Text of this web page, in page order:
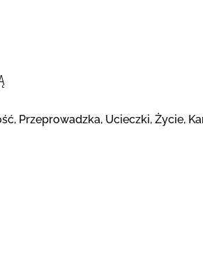
Przeprowadzka, Ucieczki, Życie,